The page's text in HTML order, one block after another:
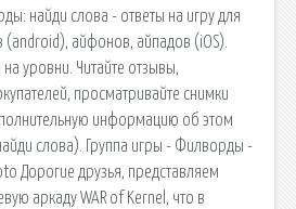
найди слова - ответы на игру для
айфонов, айпадов (iOS).
уровни. ‎Читайте отзывы,
просматривайте снимки
информацию об этом
слова). Группа игры - Филворды -
Дорогие друзья, представляем
аркаду WAR of Kernel, что в